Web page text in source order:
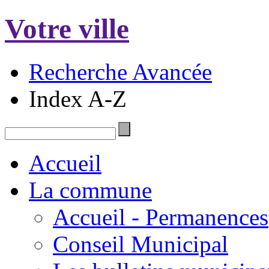
Votre ville
Recherche Avancée
Index A-Z
Accueil
La commune
Accueil - Permanences
Conseil Municipal